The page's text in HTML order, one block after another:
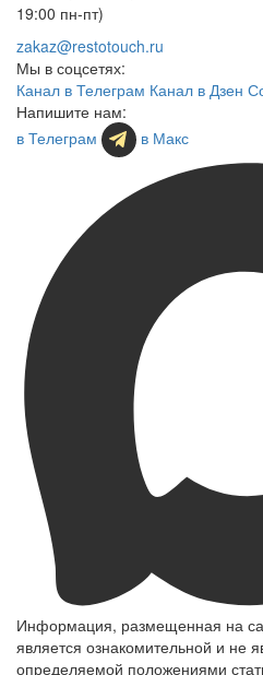
19:00 пн-пт)
zakaz@restotouch.ru
Мы в соцсетях:
Канал в Телеграм Канал в Дзен
Напишите нам:
в Телеграм
в Макс
Информация, размещенная на
является ознакомительной и не
определяемой положениями